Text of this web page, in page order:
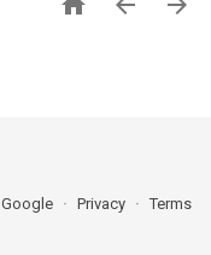
Google Privacy Terms